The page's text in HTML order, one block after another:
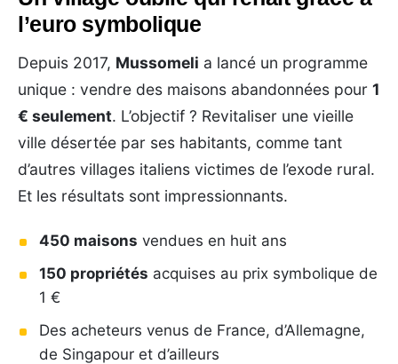
l’euro symbolique
Depuis 2017, Mussomeli a lancé un programme
unique : vendre des maisons abandonnées pour 1
€ seulement. L’objectif ? Revitaliser une vieille
ville désertée par ses habitants, comme tant
d’autres villages italiens victimes de l’exode rural.
Et les résultats sont impressionnants.
450 maisons vendues en huit ans
150 propriétés acquises au prix symbolique de
1 €
Des acheteurs venus de France, d’Allemagne,
de Singapour et d’ailleurs